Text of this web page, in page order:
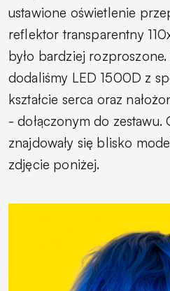
ustawione oświetlenie
reflektor transparentny
było bardziej
dodaliśmy LED 1500D z
kształcie serca oraz
- dołączonym do
znajdowały się blisko
zdjęcie poniżej.